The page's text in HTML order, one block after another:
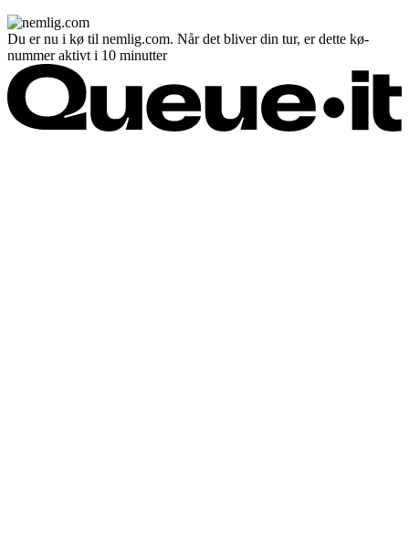
Du er nu i kø til nemlig.com. Når det bliver din tur, er dette kø-
nummer aktivt i 10 minutter